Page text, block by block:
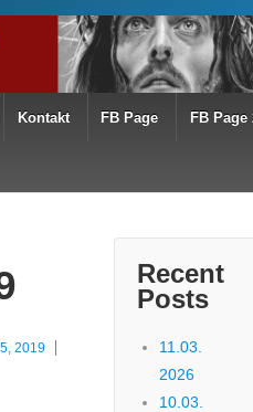
Kontakt FB Page FB Page
2019
Recent
Posts
11.03.
2026
10.03.